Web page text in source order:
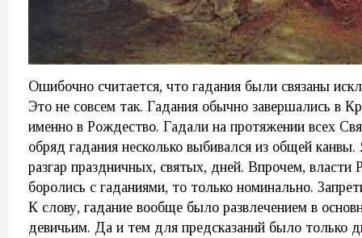
Ошибочно считается, что гадания были связаны
Это не совсем так. Гадания обычно завершались в
именно в Рождество. Гадали на протяжении всех
обряд гадания несколько выбивался из общей
разгар праздничных, святых, дней. Впрочем, власти
боролись с гаданиями, то только номинально.
К слову, гадание вообще было развлечением в
девичьим. Да и тем для предсказаний было только